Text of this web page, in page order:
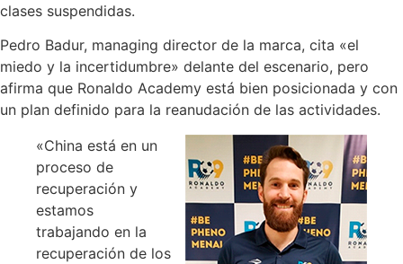
clases suspendidas.
Pedro Badur, managing director de la marca, cita «el
miedo y la incertidumbre» delante del escenario, pero
afirma que Ronaldo Academy está bien posicionada y con
un plan definido para la reanudación de las actividades.
«China está en un
proceso de
recuperación y
estamos
trabajando en la
recuperación de los